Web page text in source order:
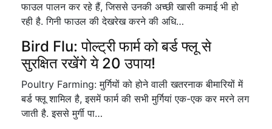
फाउल पालन कर रहे हैं, जिससे उनकी अच्छी खासी कमाई भी हो
रही है. गिनी फाउल की देखरेख करने की अधि…
Bird Flu: पोल्ट्री फार्म को बर्ड फ्लू से
सुरक्षित रखेंगे ये 20 उपाय!
Poultry Farming: मुर्गियों को होने वाली खतरनाक बीमारियों में
बर्ड फ्लू शामिल है, इसमें फार्म की सभी मुर्गियां एक-एक कर मरने लग
जाती है. इससे मुर्गी पा…